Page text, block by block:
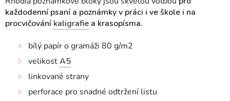
každodenní psaní a poznámky v práci i ve škole i na
procvičováníkaligrafie a krasopísma.
bílý papír o gramáži 80 g/m2
velikostA5
linkované strany
perforace pro snadné odtržení listu